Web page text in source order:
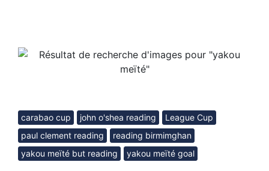
carabao cup john o'shea reading
League Cup
paul clement reading
reading birmimghan
yakou meïté but reading
yakou meïté goal